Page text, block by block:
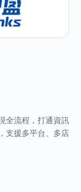
全流程，打通資訊
支援多平台、多店